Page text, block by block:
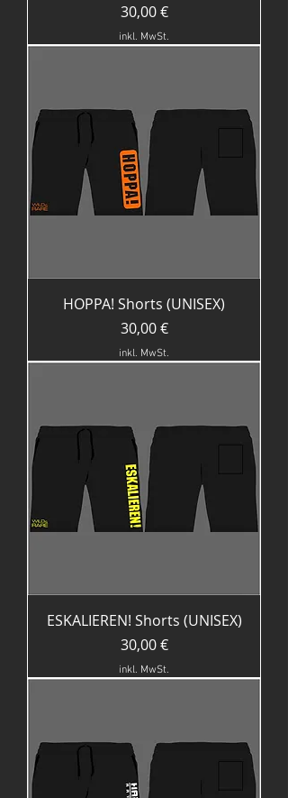
Preis
30,00 €
inkl. MwSt.
HOPPA! Shorts (UNISEX)
Preis
30,00 €
inkl. MwSt.
ESKALIEREN! Shorts (UNISEX)
Preis
30,00 €
inkl. MwSt.